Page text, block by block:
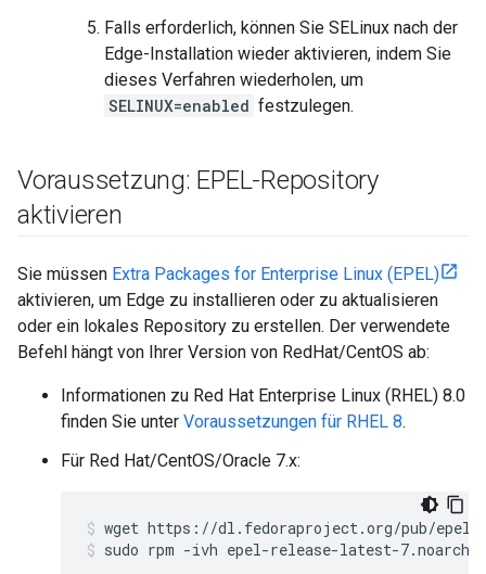
Falls erforderlich, können Sie SELinux nach der
Edge-Installation wieder aktivieren, indem Sie
dieses Verfahren wiederholen, um
SELINUX=enabled festzulegen.
Voraussetzung: EPEL-Repository
aktivieren
Sie müssen Extra Packages for Enterprise Linux (EPEL)
aktivieren, um Edge zu installieren oder zu aktualisieren
oder ein lokales Repository zu erstellen. Der verwendete
Befehl hängt von Ihrer Version von RedHat/CentOS ab:
Informationen zu Red Hat Enterprise Linux (RHEL) 8.0
finden Sie unter Voraussetzungen für RHEL 8.
Für Red Hat/CentOS/Oracle 7.x:
sudo rpm -ivh epel-release-latest-